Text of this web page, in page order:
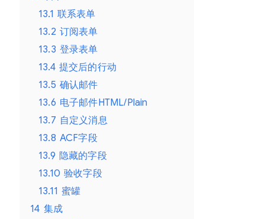
13.1 联系表单
13.2 订阅表单
13.3 登录表单
13.4 提交后的行动
13.5 确认邮件
13.6 电子邮件HTML/Plain
13.7 自定义消息
13.8 ACF字段
13.9 隐藏的字段
13.10 验收字段
13.11 蜜罐
14 集成